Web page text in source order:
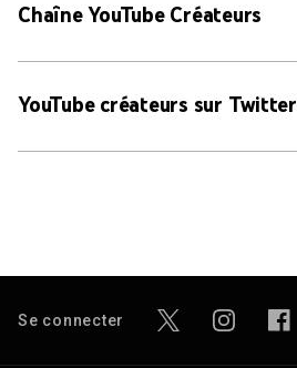
Chaîne YouTube Créateurs
YouTube créateurs sur Twitter
Se connecter